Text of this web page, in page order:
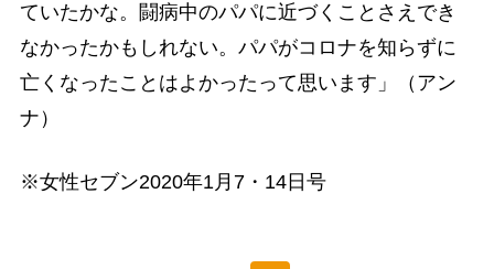
ていたかな。闘病中のパパに近づくことさえでき
なかったかもしれない。パパがコロナを知らずに
亡くなったことはよかったって思います」（アン
ナ）
※女性セブン2020年1月7・14日号